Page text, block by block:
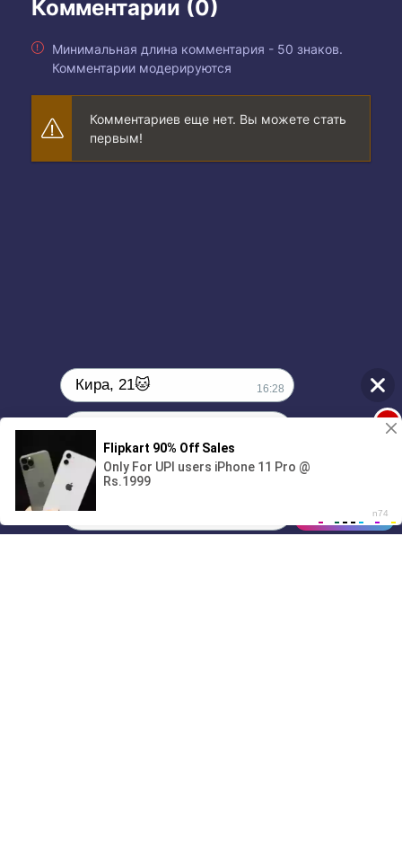
Комментарии (0)
Минимальная длина комментария - 50 знаков.
Комментарии модерируются
Комментариев еще нет. Вы можете стать
первым!
01/07
00:00
Кира, 21🐱 16:28
Поиграешь со мной? 💖🐾 1